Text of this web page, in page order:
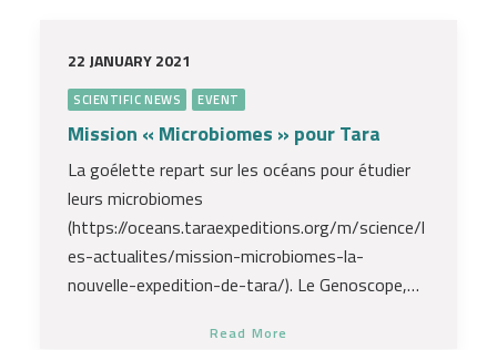
22 JANUARY 2021
SCIENTIFIC NEWS EVENT
Mission « Microbiomes » pour Tara
La goélette repart sur les océans pour étudier
leurs microbiomes
(https://oceans.taraexpeditions.org/m/science/l
es-actualites/mission-microbiomes-la-
nouvelle-expedition-de-tara/). Le Genoscope,…
Read More